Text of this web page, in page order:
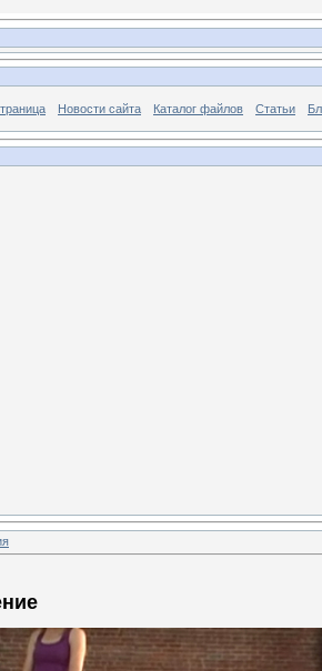
Новости сайта Каталог файлов Статьи